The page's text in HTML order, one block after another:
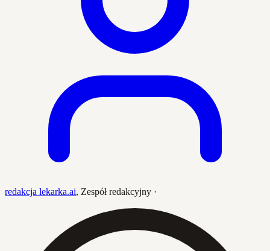
redakcja lekarka.ai, Zespół redakcyjny ·